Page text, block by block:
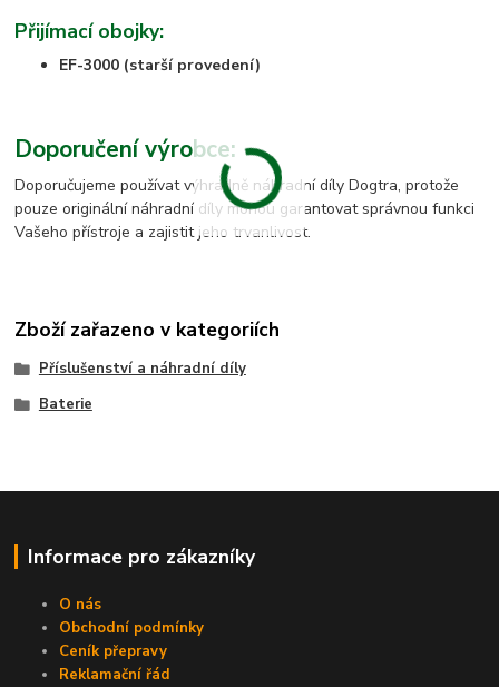
Přijímací obojky:
EF-3000 (starší provedení)
Doporučení výrobce:
Doporučujeme používat výhradně náhradní díly Dogtra, protože
pouze originální náhradní díly mohou garantovat správnou funkci
Vašeho přístroje a zajistit jeho trvanlivost.
Zboží zařazeno v kategoriích
Příslušenství a náhradní díly
Baterie
Informace pro zákazníky
O nás
Obchodní podmínky
Ceník přepravy
Reklamační řád